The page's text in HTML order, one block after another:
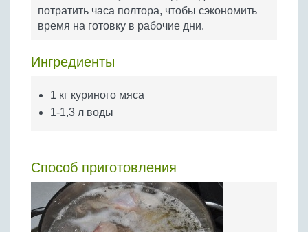
Бобовые
Яйца
потратить часа полтора, чтобы сэкономить
время на готовку в рабочие дни.
Ингредиенты
1 кг куриного мяса
1-1,3 л воды
Способ приготовления